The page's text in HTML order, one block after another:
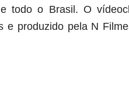
todo o Brasil. O
e produzido pela N